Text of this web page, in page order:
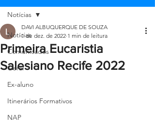
Notícias
Comunicados
Geral
Ex-aluno
Itinerários Formativos
NAP
Notícias
Primeira Eucaristia
Salesiano Recife 2022
DAVI ALBUQUERQUE DE SOUZA
1 de dez. de 2022 1 min de leitura